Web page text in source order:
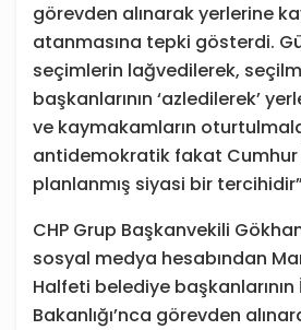
görevden alınarak yerlerine
atanmasına tepki gösterdi.
seçimlerin lağvedilerek,
başkanlarının ‘azledilerek’
ve kaymakamların
antidemokratik fakat Cumhur
planlanmış siyasi bir
CHP Grup Başkanvekili
sosyal medya hesabından
Halfeti belediye başkanlarının
Bakanlığı’nca görevden